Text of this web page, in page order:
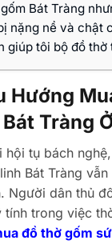
Bát Tràng
nặng nề và chật
giúp tôi bộ đồ thờ
Hướng
Tràng
hội tụ bách
Bát Tràng
Người dân thủ
tính trong việc
đồ thờ gốm